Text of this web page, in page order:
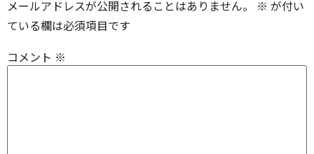
メールアドレスが公開されることはありません。 ※ が付い
ている欄は必須項目です
コメント ※